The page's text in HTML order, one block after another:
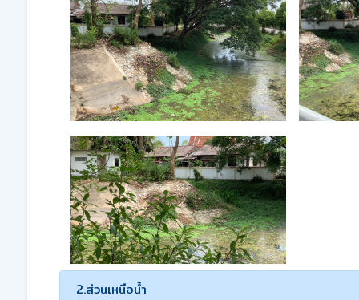
2.ส่วนเหนือน้ำ